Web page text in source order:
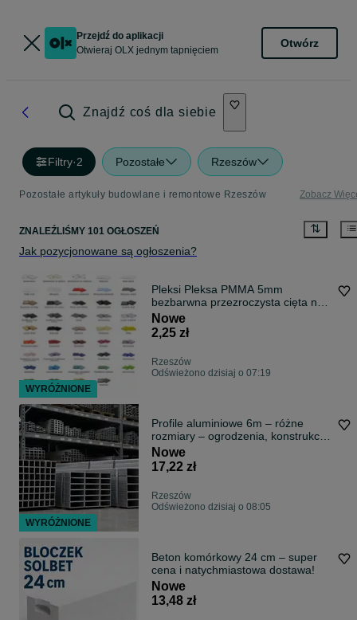
Przejdź do aplikacji
Otwieraj OLX jednym tapnięciem
Otwórz
Znajdź coś dla siebie
Filtry·2 Pozostałe Rzeszów
Pozostałe artykuły budowlane i remontowe Rzeszów Zobacz
ZNALEŹLIŚMY 101 OGŁOSZEŃ
Jak pozycjonowane są ogłoszenia?
Pleksi Pleksa PMMA 5mm
bezbarwna przezroczysta cięta na
wymiar, szkło akrylowe
Nowe
2,25 zł
Rzeszów
Odświeżono dzisiaj o 07:19
Profile aluminiowe 6m – różne
rozmiary – ogrodzenia, konstrukcje,
regały, meble
Nowe
17,22 zł
Rzeszów
Odświeżono dzisiaj o 08:05
Beton komórkowy 24 cm – super
cena i natychmiastowa dostawa!
Nowe
13,48 zł
WYRÓŻNIONE
WYRÓŻNIONE